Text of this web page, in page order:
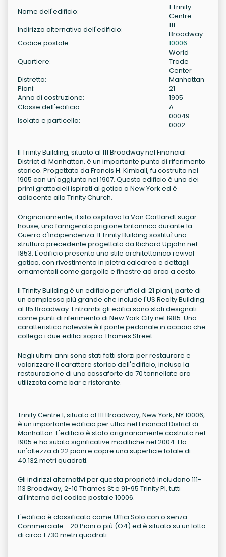
Nome dell'edificio:
1 Trinity
Centre
Indirizzo alternativo dell'edificio:
111
Broadway
Codice postale:
10006
Quartiere:
World
Trade
Center
Distretto:
Manhattan
Piani:
21
Anno di costruzione:
1905
Classe dell'edificio:
A
Isolato e particella:
00049-
0002
Il Trinity Building, situato al 111 Broadway nel Financial
District di Manhattan, è un importante punto di riferimento
storico. Progettato da Francis H. Kimball, fu costruito nel
1905 con un'aggiunta nel 1907. Questo edificio è uno dei
primi grattacieli ispirati al gotico a New York ed è
adiacente alla Trinity Church.
Originariamente, il sito ospitava la Van Cortlandt sugar
house, una famigerata prigione britannica durante la
Guerra d'Indipendenza. Il Trinity Building sostituì una
struttura precedente progettata da Richard Upjohn nel
1853. L'edificio presenta uno stile architettonico revival
gotico, con rivestimento in pietra calcarea e dettagli
ornamentali come gargolle e finestre ad arco a cesto.
Il Trinity Building è un edificio per uffici di 21 piani, parte di
un complesso più grande che include l'US Realty Building
al 115 Broadway. Entrambi gli edifici sono stati designati
come punti di riferimento di New York City nel 1985. Una
caratteristica notevole è il ponte pedonale in acciaio che
collega i due edifici sopra Thames Street.
Negli ultimi anni sono stati fatti sforzi per restaurare e
valorizzare il carattere storico dell'edificio, inclusa la
restaurazione di una cassaforte da 70 tonnellate ora
utilizzata come bar e ristorante.
Trinity Centre I, situato al 111 Broadway, New York, NY 10006,
è un importante edificio per uffici nel Financial District di
Manhattan. L'edificio è stato originariamente costruito nel
1905 e ha subito significative modifiche nel 2004. Ha
un'altezza di 22 piani e copre una superficie totale di
40.132 metri quadrati.
Gli indirizzi alternativi per questa proprietà includono 111-
113 Broadway, 2-10 Thames St e 91-95 Trinity Pl, tutti
all'interno del codice postale 10006.
L'edificio è classificato come Uffici Solo con o senza
Commerciale - 20 Piani o più (O4) ed è situato su un lotto
di circa 1.730 metri quadrati.